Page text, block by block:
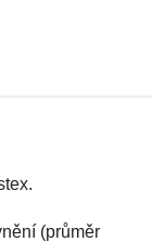
(průměr